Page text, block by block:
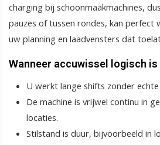
charging bij schoonmaakmachines,
pauzes of tussen rondes, kan perfect
uw planning en laadvensters dat
Wanneer accuwissel logisch is
U werkt lange shifts zonder
De machine is vrijwel continu in
locaties.
Stilstand is duur, bijvoorbeeld in